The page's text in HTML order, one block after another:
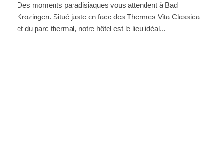
Des moments paradisiaques vous attendent à Bad
Krozingen. Situé juste en face des Thermes Vita Classica
et du parc thermal, notre hôtel est le lieu idéal...